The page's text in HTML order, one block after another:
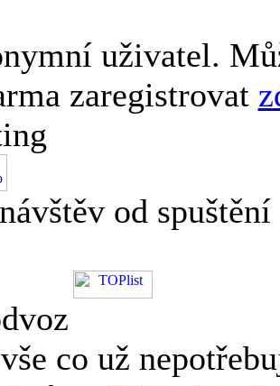
uživatel.
zaregistrovat
od spuštění
co už